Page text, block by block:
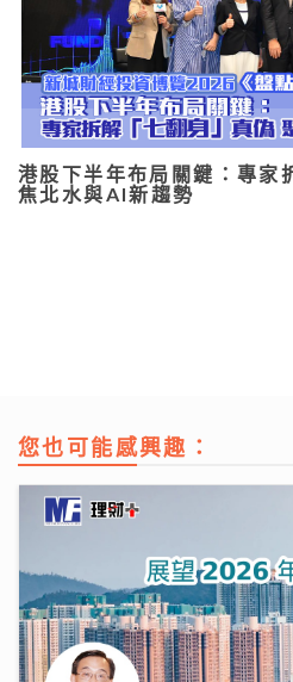
港股下半年布局關鍵：專家
焦北水與AI新趨勢
您也可能感興趣：